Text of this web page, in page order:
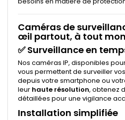
Caméras de
œil partout, à tout
✅Surveillance en
Nos caméras IP, disponibles
vous permettent de surveiller
depuis votre smartphone ou
leur haute résolution, obtenez
détaillées pour une vigilance
Installation simplifiée